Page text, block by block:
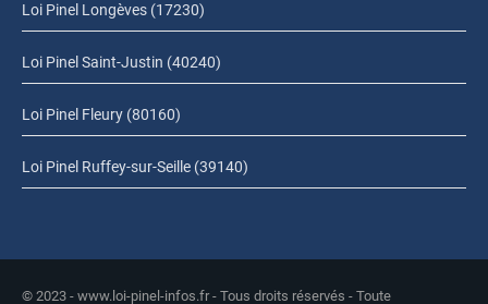
Loi Pinel Longèves (17230)
Loi Pinel Saint-Justin (40240)
Loi Pinel Fleury (80160)
Loi Pinel Ruffey-sur-Seille (39140)
© 2023 - www.loi-pinel-infos.fr - Tous droits réservés - Toute